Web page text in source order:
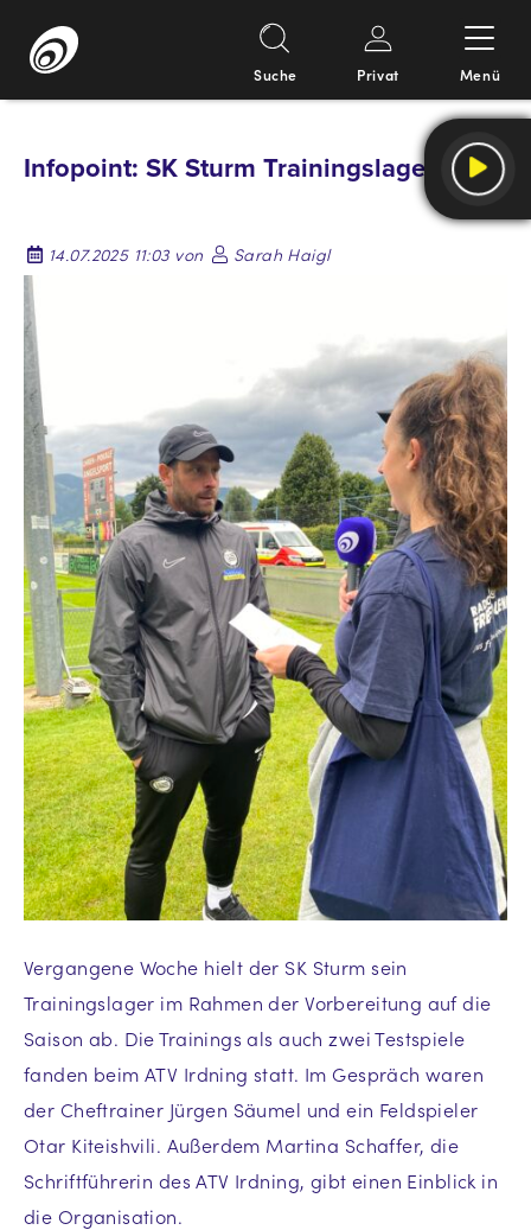
Inhalt
Suche Privat Menü
Infopoint: SK Sturm Trainingslager
14.07.2025 11:03 von Sarah Haigl
Vergangene Woche hielt der SK Sturm sein
Trainingslager im Rahmen der Vorbereitung auf die
Saison ab. Die Trainings als auch zwei Testspiele
fanden beim ATV Irdning statt. Im Gespräch waren
der Cheftrainer Jürgen Säumel und ein Feldspieler
Otar Kiteishvili. Außerdem Martina Schaffer, die
Schriftführerin des ATV Irdning, gibt einen Einblick in
die Organisation.